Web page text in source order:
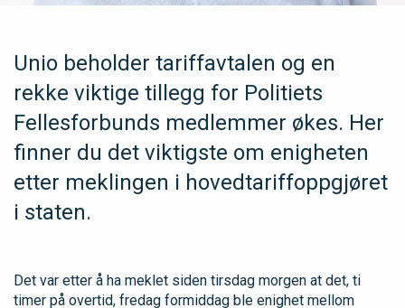
Unio beholder tariffavtalen og en
rekke viktige tillegg for Politiets
Fellesforbunds medlemmer økes. Her
finner du det viktigste om enigheten
etter meklingen i hovedtariffoppgjøret
i staten.
Det var etter å ha meklet siden tirsdag morgen at det, ti
timer på overtid, fredag formiddag ble enighet mellom